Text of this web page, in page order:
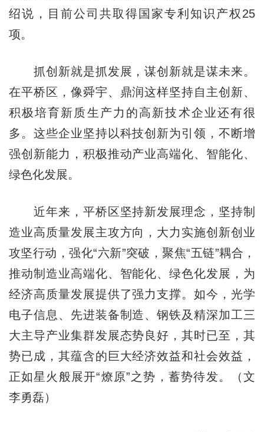
绍说，目前公司共取得国家专利知识产权25
项。
抓创新就是抓发展，谋创新就是谋未来。
在平桥区，像舜宇、鼎润这样坚持自主创新、
积极培育新质生产力的高新技术企业还有很
多。这些企业坚持以科技创新为引领，不断增
强创新能力，积极推动产业高端化、智能化、
绿色化发展。
近年来，平桥区坚持新发展理念，坚持制
造业高质量发展主攻方向，大力实施创新创业
攻坚行动，强化“六新”突破，聚焦“五链”耦合，
推动制造业高端化、智能化、绿色化发展，为
经济高质量发展提供了强力支撑。如今，光学
电子信息、先进装备制造、钢铁及精深加工三
大主导产业集群发展态势良好，其时已至，其
势已成，其蕴含的巨大经济效益和社会效益，
正如星火般展开“燎原”之势，蓄势待发。（文
李勇磊）